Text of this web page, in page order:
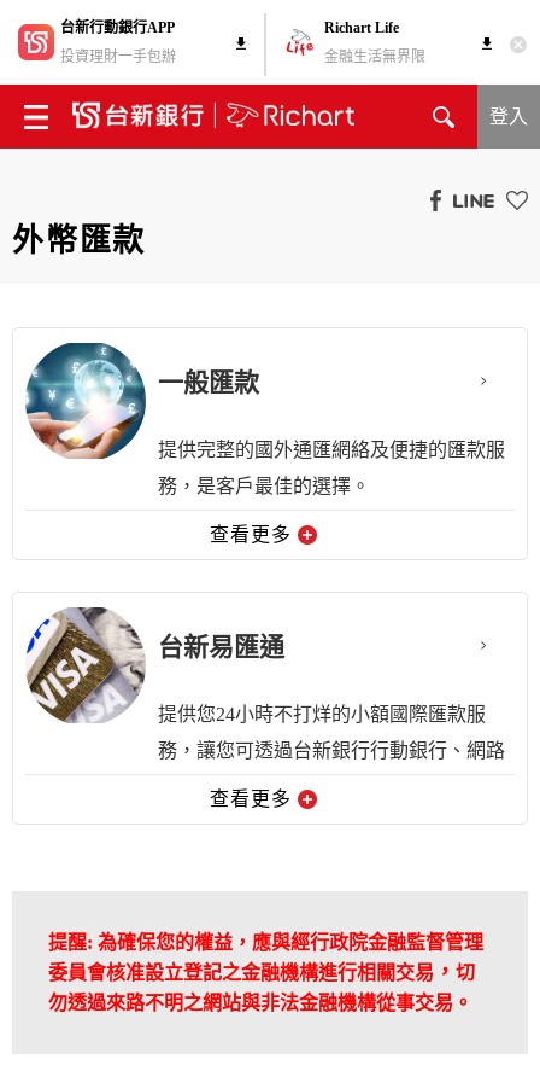
台新行動銀行APP
投資理財一手包辦
Richart Life
金融生活無界限
登入
外幣匯款
一般匯款
提供完整的國外通匯網絡及便捷的匯款服
務，是客戶最佳的選擇。
查看更多
台新易匯通
提供您24小時不打烊的小額國際匯款服
務，讓您可透過台新銀行行動銀行、網路
銀行及實體ATM，將款項全額到匯至國外
銀行帳戶或Visa卡號，安全、省錢又便
查看更多
提醒: 為確保您的權益，應與經行政院金融監督管理
委員會核准設立登記之金融機構進行相關交易 ， 切
勿透過來路不明之網站與非法金融機構從事交易。